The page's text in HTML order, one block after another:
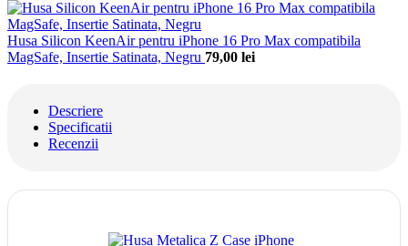
Husa Silicon KeenAir pentru iPhone 16 Pro Max compatibila
MagSafe, Insertie Satinata, Negru 79,00 lei
Descriere
Specificatii
Recenzii